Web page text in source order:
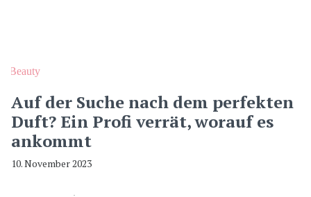
Beauty
Auf der Suche nach dem perfekten
Duft? Ein Profi verrät, worauf es
ankommt
10. November 2023